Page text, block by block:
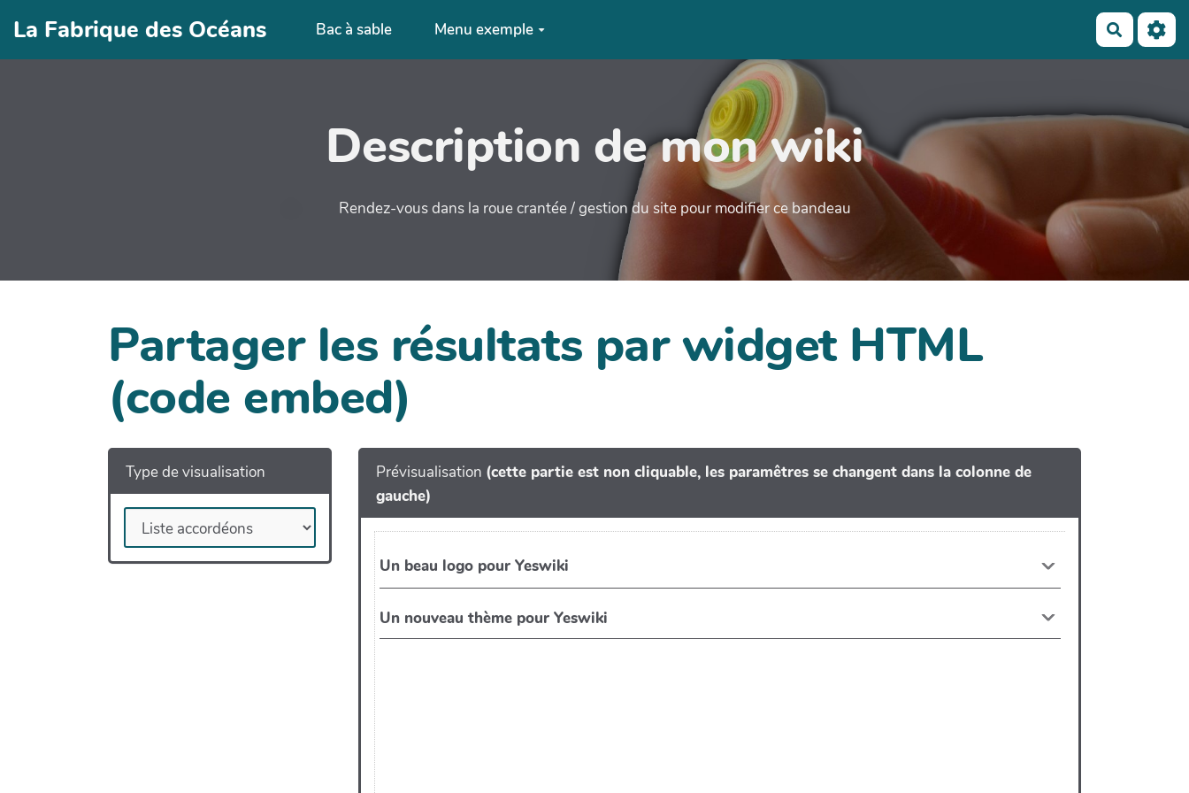
Aller au contenu principal
La Fabrique des Océans Bac à sable Menu exemple
Description de mon wiki
Rendez-vous dans la roue crantée / gestion du site pour modifier ce bandeau
Partager les résultats par widget HTML
(code embed)
Type de visualisation Prévisualisation (cette partie est non cliquable, les paramêtres se changent dans la colonne de
gauche)